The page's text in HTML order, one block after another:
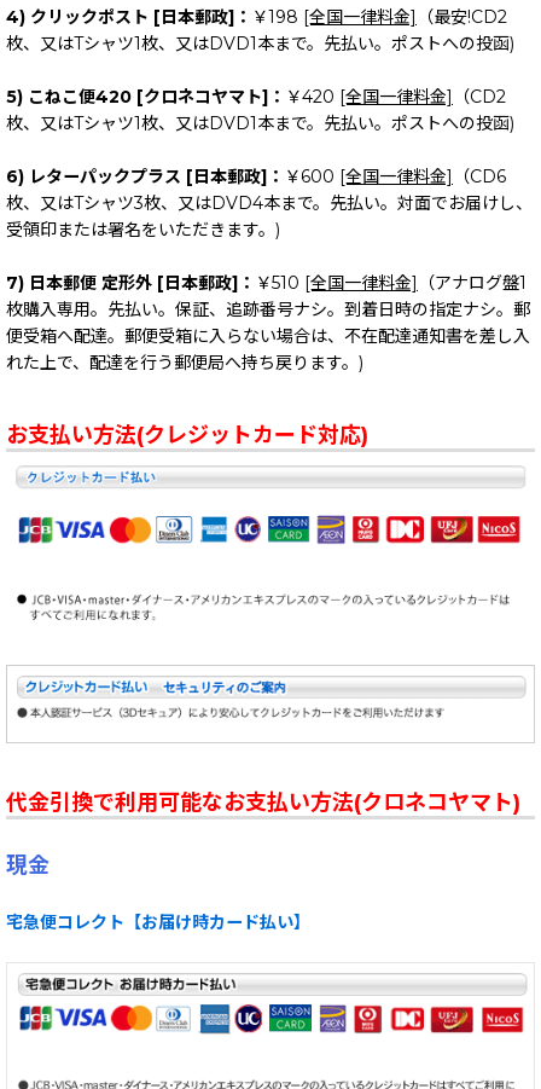
4) クリックポスト [日本郵政]： ￥198 [全国一律料金]
（最安!CD2
枚、又はTシャツ1枚、又はDVD1本まで。先払い。ポストへの投函)
5) こねこ便420 [クロネコヤマト]： ￥420 [全国一律料金]
（CD2
枚、又はTシャツ1枚、又はDVD1本まで。先払い。ポストへの投函)
6) レターパックプラス [日本郵政]： ￥600 [全国一律料金]
（CD6
枚、又はTシャツ3枚、又はDVD4本まで。先払い。対面でお届けし、
受領印または署名をいただきます。)
7) 日本郵便 定形外 [日本郵政]： ￥510 [全国一律料金]
（アナログ盤1
枚購入専用。先払い。保証、追跡番号ナシ。到着日時の指定ナシ。郵
便受箱へ配達。郵便受箱に入らない場合は、不在配達通知書を差し入
れた上で、配達を行う郵便局へ持ち戻ります。)
お支払い方法(クレジットカード対応)
代金引換で利用可能なお支払い方法(クロネコヤマト)
現金
宅急便コレクト【お届け時カード払い】